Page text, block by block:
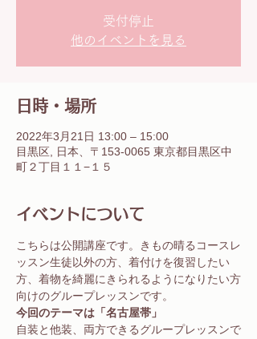
受付停止
他のイベントを見る
日時・場所
2022年3月21日 13:00 – 15:00
目黒区, 日本、〒153-0065 東京都目黒区中
町２丁目１１−１５
イベントについて
こちらは公開講座です。きもの晴るコースレ
ッスン生徒以外の方、着付けを復習したい
方、着物を綺麗にきられるようになりたい方
向けのグループレッスンです。
今回のテーマは「名古屋帯」
自装と他装、両方できるグループレッスンで